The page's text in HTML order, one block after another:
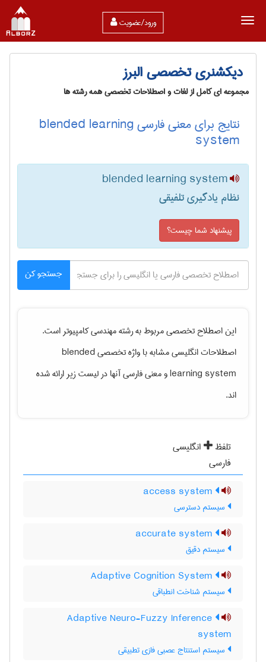
ورود/عضویت
دیکشنری تخصصی البرز
مجموعه ای کامل از لغات و اصطلاحات تخصصی همه رشته ها
نتایج برای معنی فارسی blended learning
system
blended learning system
نظام یادگیری تلفیقی
پیشنهاد شما چیست؟
جستجو کن
این اصطلاح تخصصی مربوط به رشتهمهندسی كامپيوتراست.
اصطلاحات انگلیسی مشابه با واژه تخصصیblended
learning systemو معنی فارسی آنها در لیست زیر ارائه شده
اند.
تلفظ
انگلیسی
فارسی
سیستم دسترسی
سیستم دقیق
سیستم شناخت انطباقی
Adaptive Neuro-Fuzzy Inference
system
سیستم استنتاج عصبی فازی تطبیقی